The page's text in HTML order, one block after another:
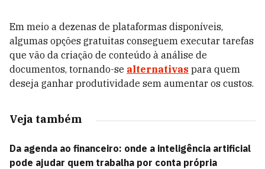
Em meio a dezenas de plataformas disponíveis,
algumas opções gratuitas conseguem executar tarefas
que vão da criação de conteúdo à análise de
documentos, tornando-se alternativas para quem
deseja ganhar produtividade sem aumentar os custos.
Veja também
Da agenda ao financeiro: onde a inteligência artificial
pode ajudar quem trabalha por conta própria